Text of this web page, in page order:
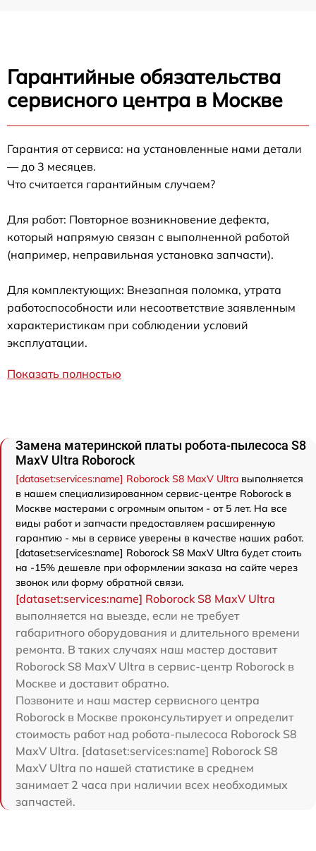
Гарантийные обязательства
сервисного центра в Москве
Гарантия от сервиса: на установленные нами детали
— до 3 месяцев.
Что считается гарантийным случаем?
Для работ: Повторное возникновение дефекта,
который напрямую связан с выполненной работой
(например, неправильная установка запчасти).
Для комплектующих: Внезапная поломка, утрата
работоспособности или несоответствие заявленным
характеристикам при соблюдении условий
эксплуатации.
Показать полностью
Замена материнской платы робота-пылесоса S8
MaxV Ultra Roborock
[dataset:services:name] Roborock S8 MaxV Ultra выполняется
в нашем специализированном сервис-центре Roborock в
Москве мастерами с огромным опытом - от 5 лет. На все
виды работ и запчасти предоставляем расширенную
гарантию - мы в сервисе уверены в качестве наших работ.
[dataset:services:name] Roborock S8 MaxV Ultra будет стоить
на -15% дешевле при оформлении заказа на сайте через
звонок или форму обратной связи.
[dataset:services:name] Roborock S8 MaxV Ultra
выполняется на выезде, если не требует
габаритного оборудования и длительного времени
ремонта. В таких случаях наш мастер доставит
Roborock S8 MaxV Ultra в сервис-центр Roborock в
Москве и доставит обратно.
Позвоните и наш мастер сервисного центра
Roborock в Москве проконсультирует и определит
стоимость работ над робота-пылесоса Roborock S8
MaxV Ultra. [dataset:services:name] Roborock S8
MaxV Ultra по нашей статистике в среднем
занимает 2 часа при наличии всех необходимых
запчастей.